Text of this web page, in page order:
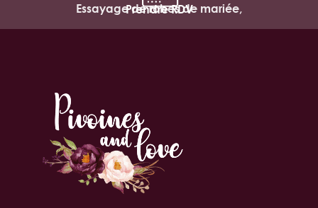
Essayage de robes de mariée,
Prendre RDV